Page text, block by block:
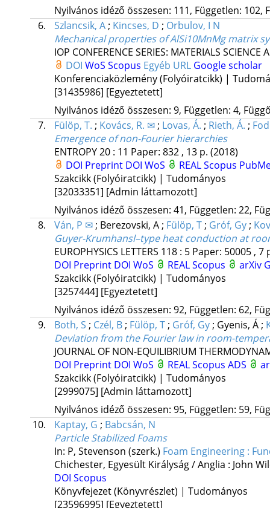
Nyilvános idéző összesen: 111, Független: 102,
6.
Szlancsik, A; Kincses, D ; Orbulov, I N
Mechanical properties of AlSi10MnMg matrix
IOP CONFERENCE SERIES: MATERIALS SCIENCE
DOI WoS Scopus Egyéb URL Google scholar
Konferenciaközlemény (Folyóiratcikk) |
[31435986] [Egyeztetett]
Nyilvános idéző összesen: 9, Független: 4,
7.
Fülöp, T. ; Kovács, R. ✉; Lovas, Á. ; Rieth, Á. ;
Emergence of non-Fourier hierarchies
ENTROPY20: 11 Paper: 832 , 13 p. (2018)
DOI Preprint DOI WoS REALScopus
Szakcikk (Folyóiratcikk) | Tudományos
[32033351] [Admin láttamozott]
Nyilvános idéző összesen: 41, Független: 22,
8.
Ván, P ✉; Berezovski, A; Fülöp, T; Gróf, Gy;
Guyer-Krumhansl–type heat conduction at
EUROPHYSICS LETTERS 118: 5 Paper: 50005 , 7
DOI Preprint DOI WoS REALScopus arXiv
Szakcikk (Folyóiratcikk) | Tudományos
[3257444] [Egyeztetett]
Nyilvános idéző összesen: 92, Független: 62,
9.
Both, S ; Czél, B; Fülöp, T; Gróf, Gy; Gyenis, Á;
Deviation from the Fourier law in room-
JOURNAL OF NON-EQUILIBRIUM
DOI Preprint DOI WoS REALScopus ADS
Szakcikk (Folyóiratcikk) | Tudományos
[2999075] [Admin láttamozott]
Nyilvános idéző összesen: 95, Független: 59,
10.
Kaptay, G ; Babcsán, N
Particle Stabilized Foams
In: P, Stevenson (szerk.) Foam Engineering :
Chichester, Egyesült Királyság / Anglia : John
DOI Scopus
Könyvfejezet (Könyvrészlet) | Tudományos
[23596995] [Egyeztetett]